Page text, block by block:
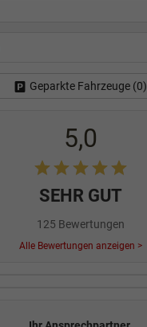
Geparkte Fahrzeuge (0)
5,0
SEHR GUT
125 Bewertungen
Alle Bewertungen anzeigen >